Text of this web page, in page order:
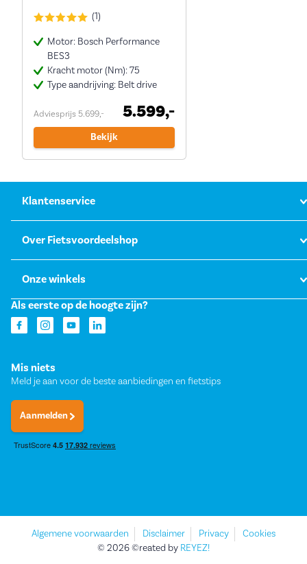
(1)
Motor: Bosch Performance
BES3
Kracht motor (Nm): 75
Type aandrijving: Belt drive
Adviesprijs 5.699,- 5.599,-
Bekijk
Klantenservice
Over Fietsvoordeelshop
Onze winkels
Als eerste op de hoogte zijn?
Mis niets
Meld je aan voor de beste aanbiedingen en fietstips
Aanmelden
Algemene voorwaarden Disclaimer Privacy
Cookies
© 2026 ©reated by REYEZ!